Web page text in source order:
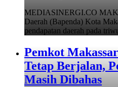
MEDIASINERGI.CO
Daerah (Bapenda) Kota
pendapatan daerah pada
Pemkot
Tetap Berjalan,
Masih Dibahas